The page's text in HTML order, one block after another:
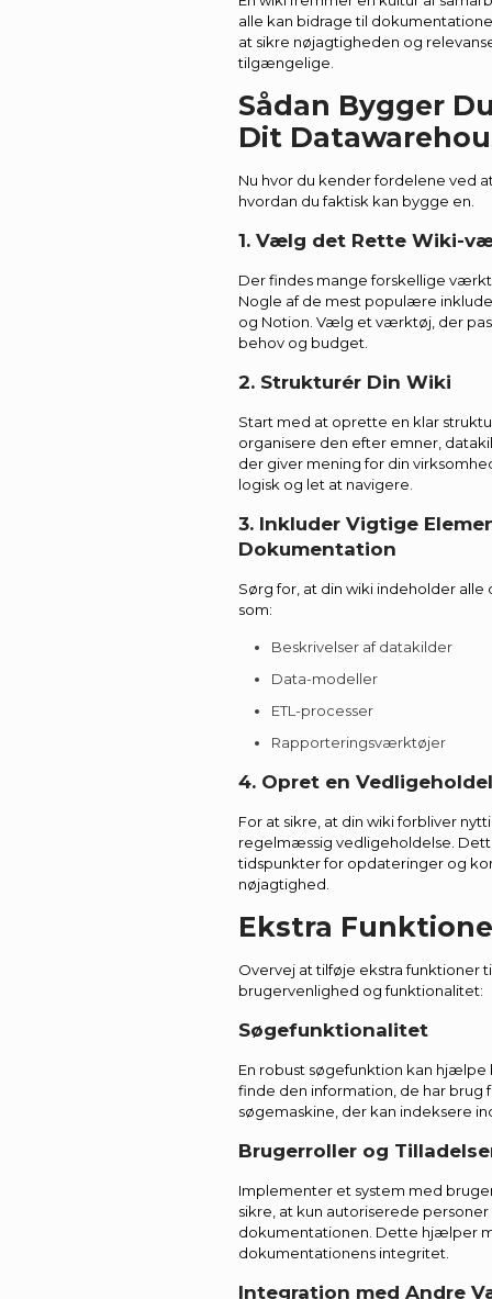
alle kan bidrage til
at sikre nøjagtigheden og
tilgængelige.
Sådan Bygger
Dit
Nu hvor du kender fordelene ved
hvordan du faktisk kan bygge en.
1. Vælg det Rette Wiki-
Der findes mange forskellige
Nogle af de mest populære
og Notion. Vælg et værktøj, der
behov og budget.
2. Strukturér Din Wiki
Start med at oprette en klar
organisere den efter emner,
der giver mening for din
logisk og let at navigere.
3. Inkluder Vigtige
Dokumentation
Sørg for, at din wiki indeholder
som:
Beskrivelser af datakilder
Data-modeller
ETL-processer
Rapporteringsværktøjer
4. Opret en
For at sikre, at din wiki forbliver
regelmæssig vedligeholdelse.
tidspunkter for opdateringer og
nøjagtighed.
Ekstra
Overvej at tilføje ekstra funktioner
brugervenlighed og funktionalitet:
Søgefunktionalitet
En robust søgefunktion kan
finde den information, de har brug
søgemaskine, der kan indeksere
Brugerroller og
Implementer et system med
sikre, at kun autoriserede
dokumentationen. Dette hjælper
dokumentationens integritet.
Integration med Andre